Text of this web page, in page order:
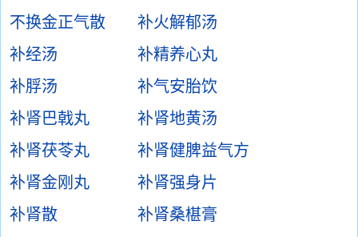
不换金正气散
补火解郁汤
补经汤
补精养心丸
补脬汤
补气安胎饮
补肾巴戟丸
补肾地黄汤
补肾茯苓丸
补肾健脾益气方
补肾金刚丸
补肾强身片
补肾散
补肾桑椹膏